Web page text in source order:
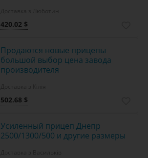
420.02 $
Продаются новые прицепы
большой выбор цена завода
производителя
502.68 $
Усиленный прицеп Днепр
2500/1300/500 и другие размеры